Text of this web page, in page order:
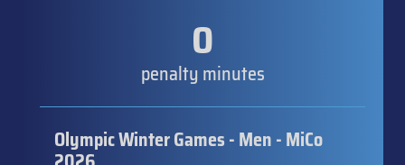
0
penalty minutes
Olympic Winter Games - Men - MiCo